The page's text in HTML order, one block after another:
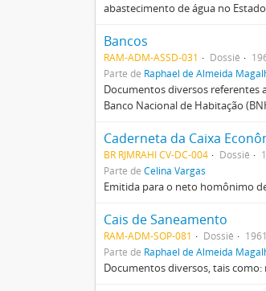
abastecimento de água no
Bancos
RAM-ADM-ASSD-031 Dossiê
Parte de Raphael de Almeida
Documentos diversos referentes
Banco Nacional de Habitação
Caderneta da Caixa
BR RJMRAHI CV-DC-004 Dossiê
Parte de Celina Vargas
Emitida para o neto homônimo
Cais de Saneamento
RAM-ADM-SOP-081 Dossiê
Parte de Raphael de Almeida
Documentos diversos, tais